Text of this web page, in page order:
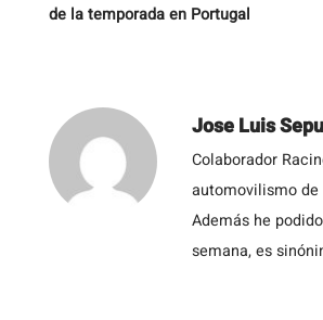
de la temporada en Portugal
Jose Luis
Colaborador
automovilismo
Además he
semana, es